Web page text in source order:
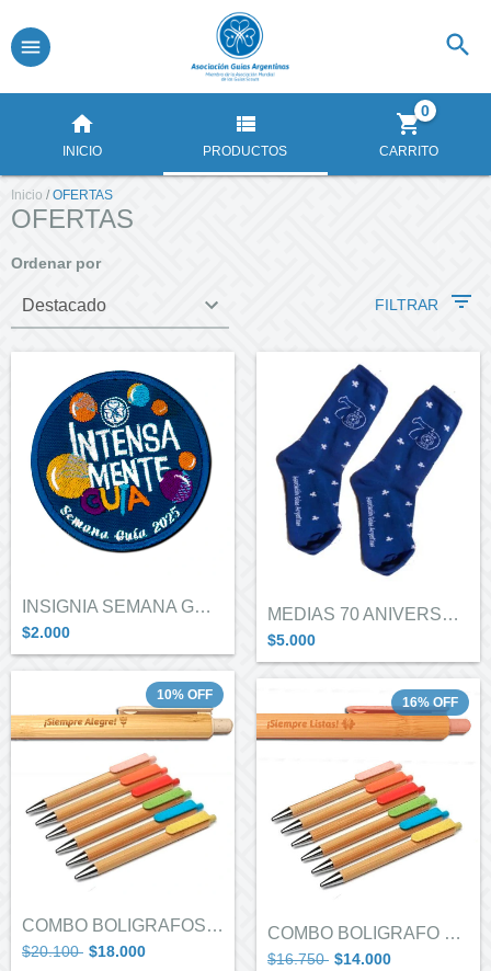
INICIO PRODUCTOS CARRITO
0
Inicio / OFERTAS
OFERTAS
Ordenar por
FILTRAR
INSIGNIA SEMANA GUIA 2025
$2.000
MEDIAS 70 ANIVERSARIO
$5.000
10% OFF
COMBO BOLIGRAFOS X 6 LEMAS
$20.100 $18.000
16% OFF
COMBO BOLIGRAFO MARIPOSA X 5
$16.750 $14.000